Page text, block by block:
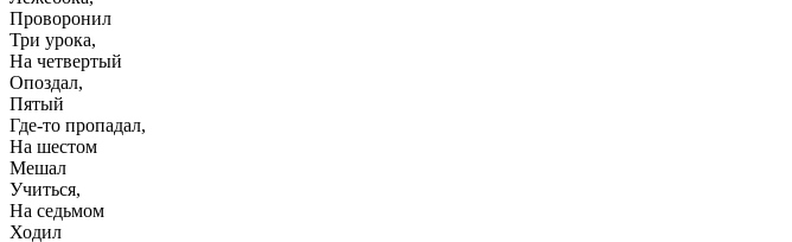
Проворонил
Три урока,
На четвертый
Опоздал,
Пятый
Где-то пропадал,
На шестом
Мешал
Учиться,
На седьмом
Ходил